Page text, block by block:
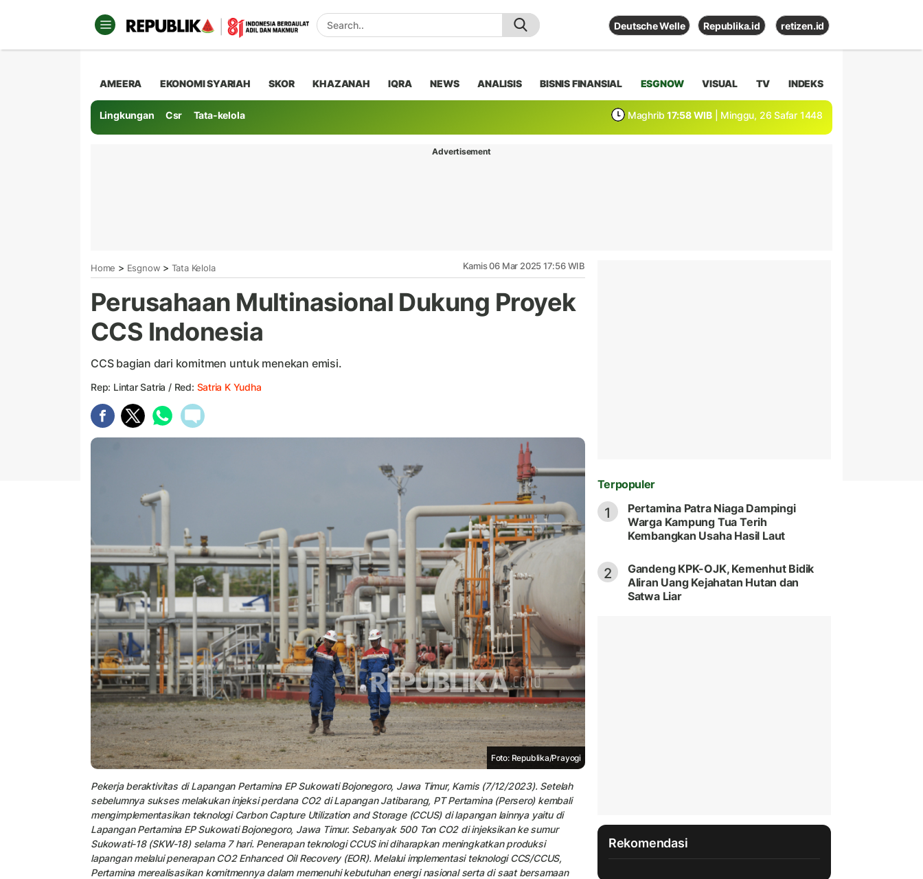
Deutsche Welle Republika.id retizen.id
AMEERA EKONOMI SYARIAH SKOR KHAZANAH IQRA NEWS ANALISIS BISNIS FINANSIAL ESGNOW VISUAL TV INDEKS
Lingkungan Csr Tata-kelola Maghrib 17:58 WIB | Minggu, 26 Safar 1448
Advertisement
Home > Esgnow > Tata Kelola Kamis 06 Mar 2025 17:56 WIB
Perusahaan Multinasional Dukung Proyek
CCS Indonesia
CCS bagian dari komitmen untuk menekan emisi.
Rep: Lintar Satria / Red: Satria K Yudha
Foto: Republika/Prayogi
Pekerja beraktivitas di Lapangan Pertamina EP Sukowati Bojonegoro, Jawa Timur, Kamis (7/12/2023). Setelah
sebelumnya sukses melakukan injeksi perdana CO2 di Lapangan Jatibarang, PT Pertamina (Persero) kembali
mengimplementasikan teknologi Carbon Capture Utilization and Storage (CCUS) di lapangan lainnya yaitu di
Lapangan Pertamina EP Sukowati Bojonegoro, Jawa Timur. Sebanyak 500 Ton CO2 di injeksikan ke sumur
Sukowati-18 (SKW-18) selama 7 hari. Penerapan teknologi CCUS ini diharapkan meningkatkan produksi
lapangan melalui penerapan CO2 Enhanced Oil Recovery (EOR). Melalui implementasi teknologi CCS/CCUS,
Pertamina merealisasikan komitmennya dalam memenuhi kebutuhan energi nasional serta di saat bersamaan
Terpopuler
1
Pertamina Patra Niaga Dampingi
Warga Kampung Tua Terih
Kembangkan Usaha Hasil Laut
2
Gandeng KPK-OJK, Kemenhut Bidik
Aliran Uang Kejahatan Hutan dan
Satwa Liar
Rekomendasi